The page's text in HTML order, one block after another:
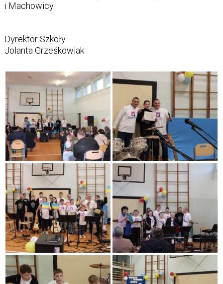
i Machowicy.
Dyrektor Szkoły
Jolanta Grześkowiak